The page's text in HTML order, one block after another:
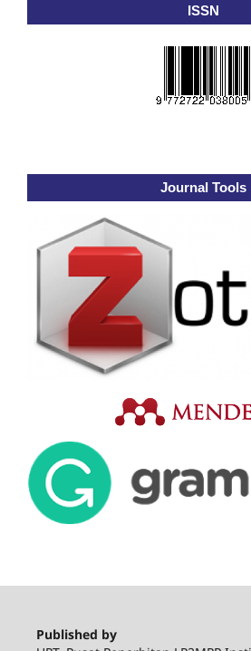
ISSN
Journal Tools
Published by